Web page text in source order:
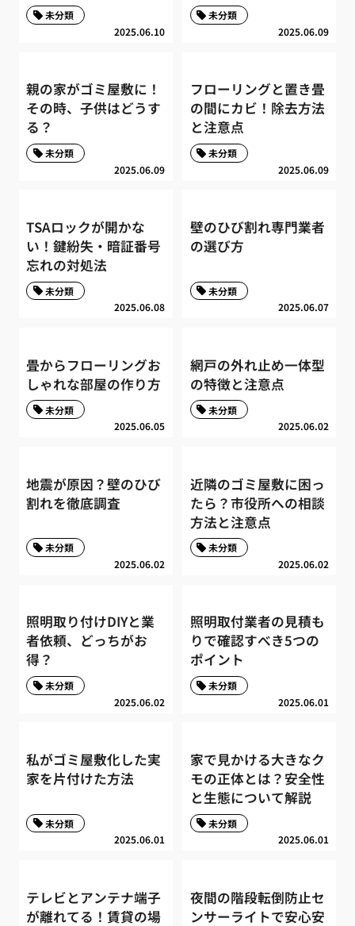
2025.06.10
未分類
2025.06.09
未分類
親の家がゴミ屋敷に！
その時、子供はどうす
る？
2025.06.09
未分類
フローリングと置き畳
の間にカビ！除去方法
と注意点
2025.06.09
未分類
TSAロックが開かな
い！鍵紛失・暗証番号
忘れの対処法
2025.06.08
未分類
壁のひび割れ専門業者
の選び方
2025.06.07
未分類
畳からフローリングお
しゃれな部屋の作り方
2025.06.05
未分類
網戸の外れ止め一体型
の特徴と注意点
2025.06.02
未分類
地震が原因？壁のひび
割れを徹底調査
2025.06.02
未分類
近隣のゴミ屋敷に困っ
たら？市役所への相談
方法と注意点
2025.06.02
未分類
照明取り付けDIYと業
者依頼、どっちがお
得？
2025.06.02
未分類
照明取付業者の見積も
りで確認すべき5つの
ポイント
2025.06.01
未分類
私がゴミ屋敷化した実
家を片付けた方法
2025.06.01
未分類
家で見かける大きなク
モの正体とは？安全性
と生態について解説
2025.06.01
未分類
テレビとアンテナ端子
が離れてる！賃貸の場
夜間の階段転倒防止セ
ンサーライトで安心安